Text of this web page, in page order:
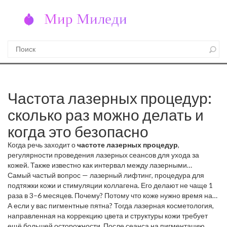
Частота лазерных процедур:
сколько раз можно делать и
когда это безопасно
Когда речь заходит очастоте лазерных процедур,
регулярности проведения лазерных сеансов для ухода за
кожей. Также известно как интервал между лазерными
сеансами, это — не просто вопрос расписания, а ключ к
безопасности и результату. Многие думают, что чем чаще, тем
лучше. Но лазер — это не массаж, а точечное воздействие на
ткани. Перегружать кожу можно так же легко, как перегружать
организм диетами. И последствия тоже схожи: раздражение,
Самый частый вопрос — лазерный лифтинг, процедура для
подтяжки кожи и стимуляции коллагена. Его делают не чаще 1
раза в 3–6 месяцев. Почему? Потому что коже нужно время на
восстановление и перестройку. Если делать чаще — вы не
ускорите эффект, а просто измождёте кожу. Длялазерной
А если у вас пигментные пятна? Тогда лазерная косметология,
направленная на коррекцию цвета и структуры кожи требует